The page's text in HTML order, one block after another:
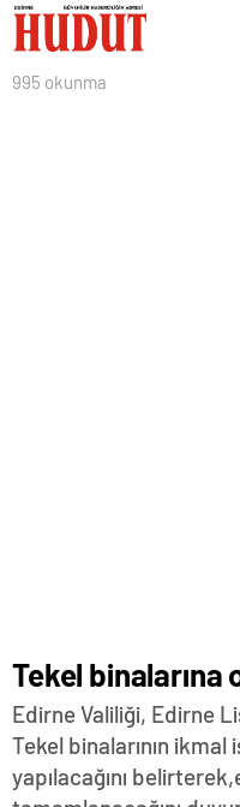
995 okunma
Tekel binalarına
Edirne Valiliği, Edirne
Tekel binalarının ikmal
yapılacağını